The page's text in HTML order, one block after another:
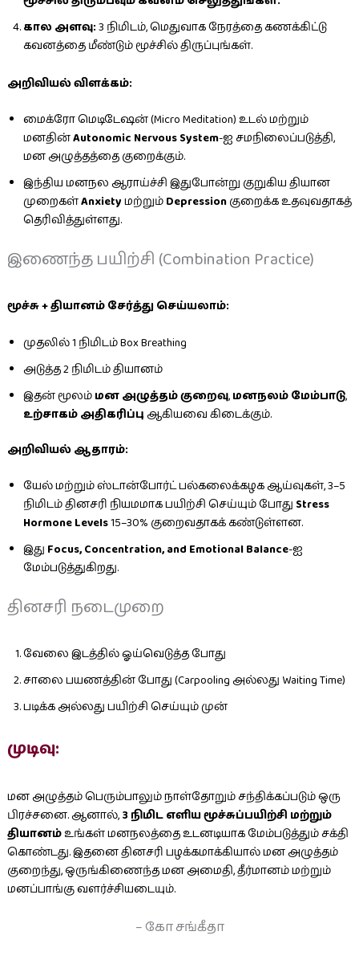
கால அளவு:3 நிமிடம், மெதுவாக நேரத்தை கணக்கிட்டு
கவனத்தை மீண்டும் மூச்சில் திருப்புங்கள்.
அறிவியல் விளக்கம்:
மைக்ரோ மெடிடேஷன் (Micro Meditation) உடல் மற்றும்
மனதின்Autonomic Nervous System-ஐ சமநிலைப்படுத்தி,
மன அழுத்தத்தை குறைக்கும்.
இந்திய மனநல ஆராய்ச்சி இதுபோன்று குறுகிய தியான
முறைகள்Anxietyமற்றும்Depressionகுறைக்க உதவுவதாகத்
தெரிவித்துள்ளது.
இணைந்த பயிற்சி (Combination Practice)
மூச்சு + தியானம் சேர்த்து செய்யலாம்:
முதலில் 1 நிமிடம் Box Breathing
அடுத்த 2 நிமிடம் தியானம்
இதன் மூலம்மன அழுத்தம் குறைவு,மனநலம் மேம்பாடு,
உற்சாகம் அதிகரிப்புஆகியவை கிடைக்கும்.
அறிவியல் ஆதாரம்:
யேல் மற்றும் ஸ்டான்போர்ட் பல்கலைக்கழக ஆய்வுகள், 3–5
நிமிடம் தினசரி நியமமாக பயிற்சி செய்யும் போது Stress
Hormone Levels15–30% குறைவதாகக் கண்டுள்ளன.
இது Focus, Concentration, and Emotional Balance-ஐ
மேம்படுத்துகிறது.
தினசரி நடைமுறை
வேலை இடத்தில் ஓய்வெடுத்த போது
சாலை பயணத்தின் போது (Carpooling அல்லது Waiting Time)
படிக்க அல்லது பயிற்சி செய்யும் முன்
முடிவு:
மன அழுத்தம் பெரும்பாலும் நாள்தோறும் சந்திக்கப்படும் ஒரு
பிரச்சனை. ஆனால்,3 நிமிட எளிய மூச்சுப்பயிற்சி மற்றும்
தியானம்உங்கள் மனநலத்தை உடனடியாக மேம்படுத்தும் சக்தி
கொண்டது. இதனை தினசரி பழக்கமாக்கியால் மன அழுத்தம்
குறைந்து, ஒருங்கிணைந்த மன அமைதி, தீர்மானம் மற்றும்
மனப்பாங்கு வளர்ச்சியடையும்.
– கோ சங்கீதா